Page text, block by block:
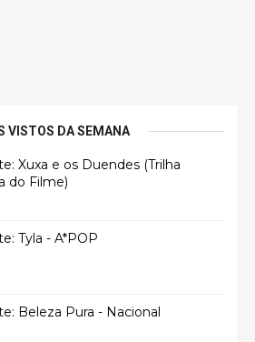
VISTOS DA SEMANA
Xuxa e os Duendes (Trilha
do Filme)
Tyla - A*POP
Beleza Pura - Nacional